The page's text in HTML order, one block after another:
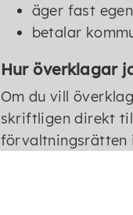
äger fast
betalar
Hur överklagar
Om du vill
skriftligen direkt
förvaltningsrätten
Ange vilket